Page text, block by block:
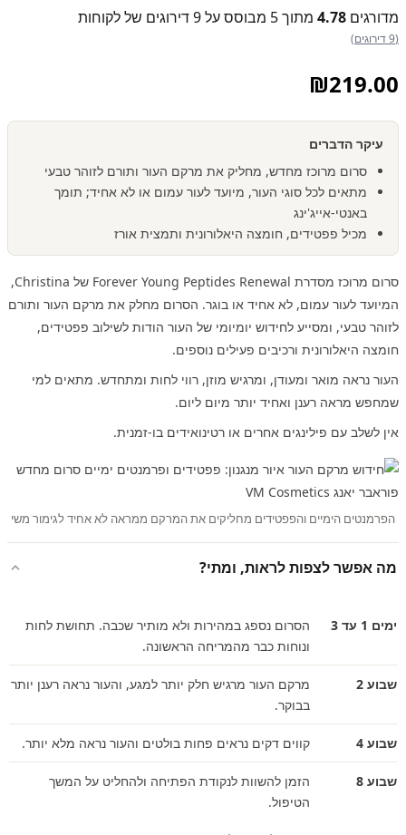
מדורגים 4.78 מתוך 5 מבוסס על 9דירוגים של לקוחות
(9 דירוגים)
₪219.00
עיקר הדברים
סרום מרוכז מחדש, מחליק את מרקם העור ותורם לזוהר טבעי
מתאים לכל סוגי העור, מיועד לעור עמום או לא אחיד; תומך
באנטי-אייג'ינג
מכיל פפטידים, חומצה היאלורונית ותמצית אורז
סרום מרוכז מסדרת Forever Young Peptides Renewal של Christina,
המיועד לעור עמום, לא אחיד או בוגר. הסרום מחלק את מרקם העור ותורם
לזוהר טבעי, ומסייע לחידוש יומיומי של העור הודות לשילוב פפטידים,
חומצה היאלורונית ורכיבים פעילים נוספים.
העור נראה מואר ומעודן, ומרגיש מוזן, רווי לחות ומתחדש. מתאים למי
שמחפש מראה רענן ואחיד יותר מיום ליום.
אין לשלב עם פילינגים אחרים או רטינואידים בו-זמנית.
הפרמנטים הימיים והפפטידים מחליקים את המרקם ממראה לא אחיד לגימור משי
מה אפשר לצפות לראות, ומתי?
ימים 1 עד 3
הסרום נספג במהירות ולא מותיר שכבה. תחושת לחות
ונוחות כבר מהמריחה הראשונה.
שבוע 2
מרקם העור מרגיש חלק יותר למגע, והעור נראה רענן יותר
בבוקר.
שבוע 4 קווים דקים נראים פחות בולטים והעור נראה מלא יותר.
שבוע 8
הזמן להשוות לנקודת הפתיחה ולהחליט על המשך
הטיפול.